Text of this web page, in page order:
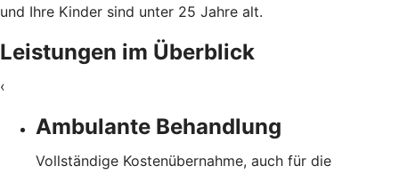
und Ihre Kinder sind unter 25 Jahre alt.
Leistungen im Überblick
‹
Ambulante Behandlung
Vollständige Kostenübernahme, auch für die